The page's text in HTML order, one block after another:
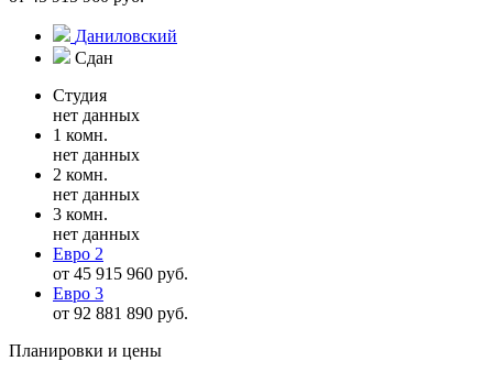
Даниловский
Сдан
Студия
нет данных
1 комн.
нет данных
2 комн.
нет данных
3 комн.
нет данных
Евро 2
от 45 915 960 руб.
Евро 3
от 92 881 890 руб.
Планировки и цены